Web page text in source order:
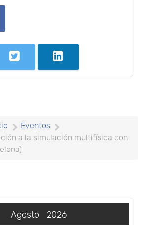
Eventos
a la simulación multifísica con
Agosto 2026